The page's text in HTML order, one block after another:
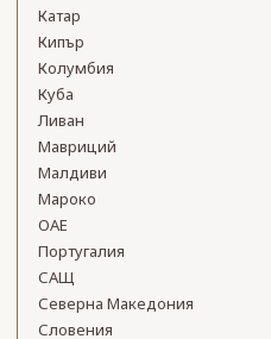
Катар
Кипър
Колумбия
Куба
Ливан
Мавриций
Малдиви
Мароко
ОАЕ
Португалия
САЩ
Северна Македония
Словения